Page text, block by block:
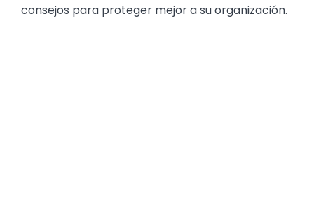
consejos para proteger mejor a su organización.